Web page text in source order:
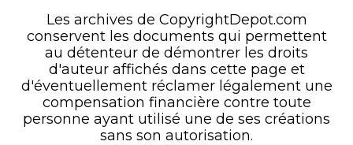
Les archives de CopyrightDepot.com
conservent les documents qui permettent
au détenteur de démontrer les droits
d'auteur affichés dans cette page et
d'éventuellement réclamer légalement une
compensation financière contre toute
personne ayant utilisé une de ses créations
sans son autorisation.